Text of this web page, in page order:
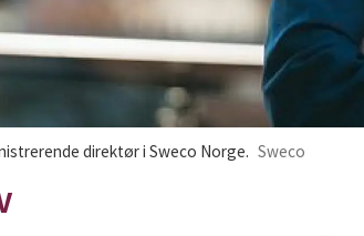
direktør i Sweco Norge. Sweco